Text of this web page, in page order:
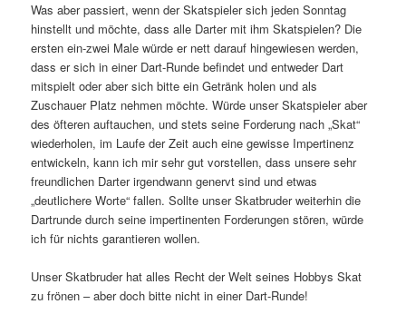
Was aber passiert, wenn der Skatspieler sich jeden Sonntag
hinstellt und möchte, dass alle Darter mit ihm Skatspielen? Die
ersten ein-zwei Male würde er nett darauf hingewiesen werden,
dass er sich in einer Dart-Runde befindet und entweder Dart
mitspielt oder aber sich bitte ein Getränk holen und als
Zuschauer Platz nehmen möchte. Würde unser Skatspieler aber
des öfteren auftauchen, und stets seine Forderung nach „Skat“
wiederholen, im Laufe der Zeit auch eine gewisse Impertinenz
entwickeln, kann ich mir sehr gut vorstellen, dass unsere sehr
freundlichen Darter irgendwann genervt sind und etwas
„deutlichere Worte“ fallen. Sollte unser Skatbruder weiterhin die
Dartrunde durch seine impertinenten Forderungen stören, würde
ich für nichts garantieren wollen.
Unser Skatbruder hat alles Recht der Welt seines Hobbys Skat
zu frönen – aber doch bitte nicht in einer Dart-Runde!